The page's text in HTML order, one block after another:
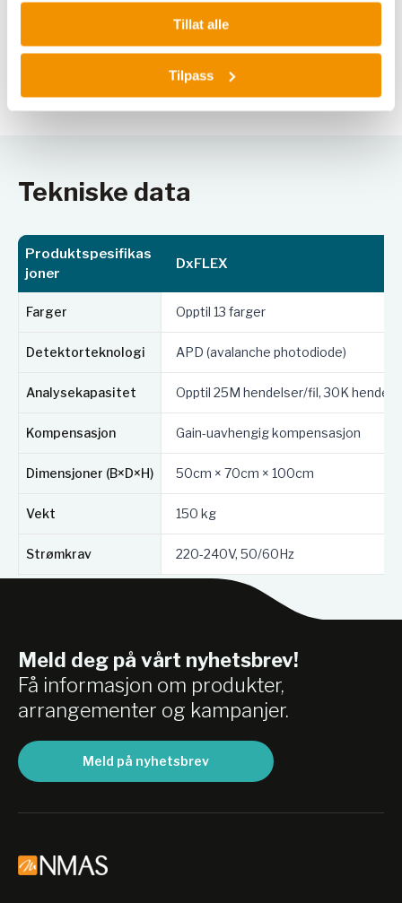
Tillat alle
Tilpass
Tekniske data
Produktspesifikas
joner
DxFLEX
Farger Opptil 13 farger
Detektorteknologi APD (avalanche photodiode)
Analysekapasitet Opptil 25M hendelser/fil, 30K
Kompensasjon Gain-uavhengig kompensasjon
Dimensjoner (B×D×H) 50cm × 70cm × 100cm
Vekt 150 kg
Strømkrav 220-240V, 50/60Hz
Meld deg på vårt nyhetsbrev!
Få informasjon om produkter,
arrangementer og kampanjer.
Meld på nyhetsbrev